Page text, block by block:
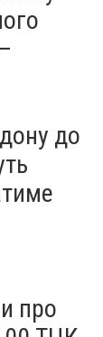
до
про